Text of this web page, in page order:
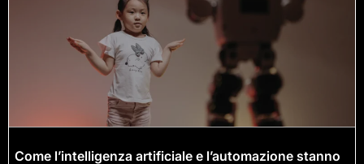
Come l’intelligenza artificiale e l’automazione stanno